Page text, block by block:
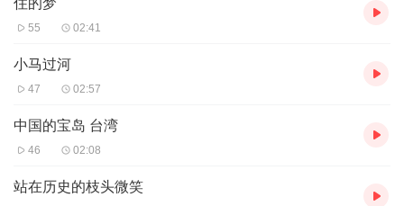
住的梦
55 02:41
小马过河
47 02:57
中国的宝岛 台湾
46 02:08
站在历史的枝头微笑